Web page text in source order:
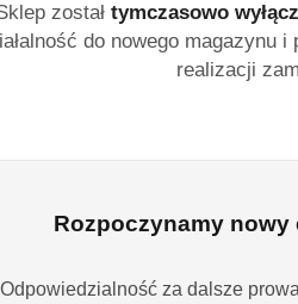
Zapisz się do
został tymczasowo
do nowego magazynu i
realizacji
Rozpoczynamy nowy
Odpowiedzialność za dalsze